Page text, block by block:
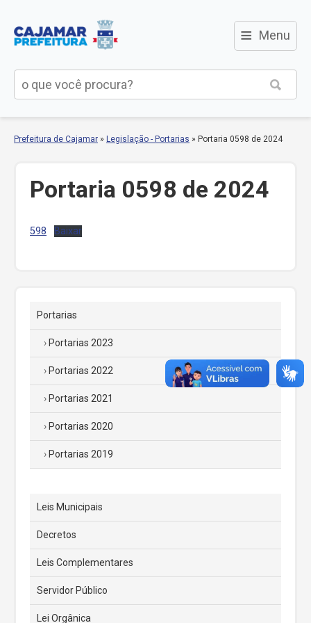
≡ Menu
Prefeitura de Cajamar » Legislação - Portarias » Portaria 0598 de 2024
Portaria 0598 de 2024
598 Baixar
Portarias
Portarias 2023
Portarias 2022
Portarias 2021
Portarias 2020
Portarias 2019
Leis Municipais
Decretos
Leis Complementares
Servidor Público
Lei Orgânica